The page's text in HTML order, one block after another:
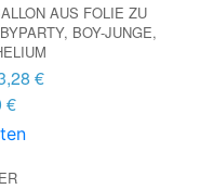
AUS FOLIE ZU
BOY-JUNGE,
€
€